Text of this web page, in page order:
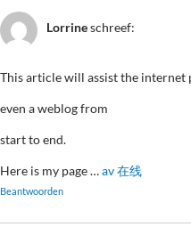
Lorrineschreef:
This article will assist the
even a weblog from
start to end.
Here is my page …av 在线
Beantwoorden